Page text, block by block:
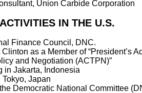
Union Carbide Corporation
IN THE U.S.
Finance Council, DNC.
as a Member of “President’s
and Negotiation (ACTPN)”
in Jakarta, Indonesia
Japan
Democratic National Committee